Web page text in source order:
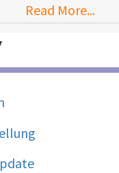
Read More...